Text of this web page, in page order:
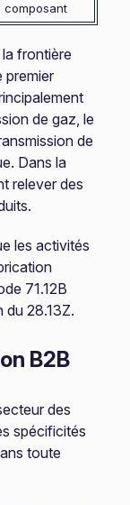
composant
frontière
premier
de gaz, le
de
Dans la
relever des
les activités
71.12B
du 28.13Z.
B2B
des
spécificités
toute